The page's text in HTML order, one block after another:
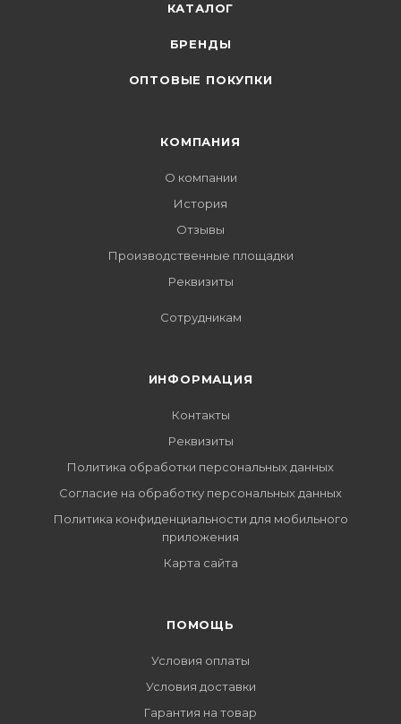
КАТАЛОГ
БРЕНДЫ
ОПТОВЫЕ ПОКУПКИ
КОМПАНИЯ
О компании
История
Отзывы
Производственные площадки
Реквизиты
Сотрудникам
ИНФОРМАЦИЯ
Контакты
Реквизиты
Политика обработки персональных данных
Согласие на обработку персональных данных
Политика конфиденциальности для мобильного
приложения
Карта сайта
ПОМОЩЬ
Условия оплаты
Условия доставки
Гарантия на товар